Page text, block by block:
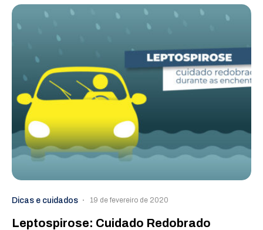
Dicas e cuidados 19 de fevereiro de 2020
Leptospirose: Cuidado Redobrado